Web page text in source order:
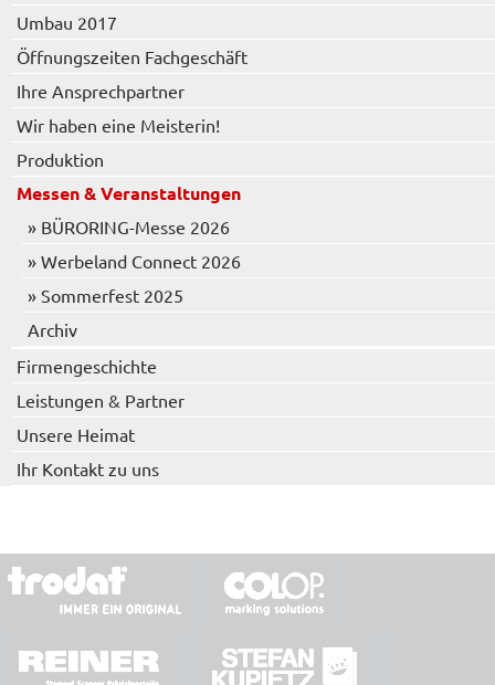
Umbau 2017
Öffnungszeiten Fachgeschäft
Ihre Ansprechpartner
Wir haben eine Meisterin!
Produktion
Messen & Veranstaltungen
» BÜRORING-Messe 2026
» Werbeland Connect 2026
» Sommerfest 2025
Archiv
Firmengeschichte
Leistungen & Partner
Unsere Heimat
Ihr Kontakt zu uns